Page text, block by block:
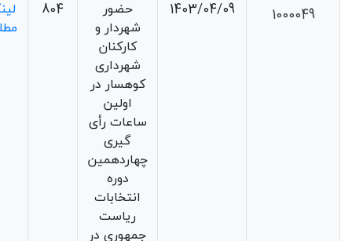
1000049
1403/04/09
حضور
شهردار و
کارکنان
شهرداری
کوهسار در
اولین
ساعات رأی
گیری
چهاردهمین
دوره
انتخابات
ریاست
جمهوری در
804